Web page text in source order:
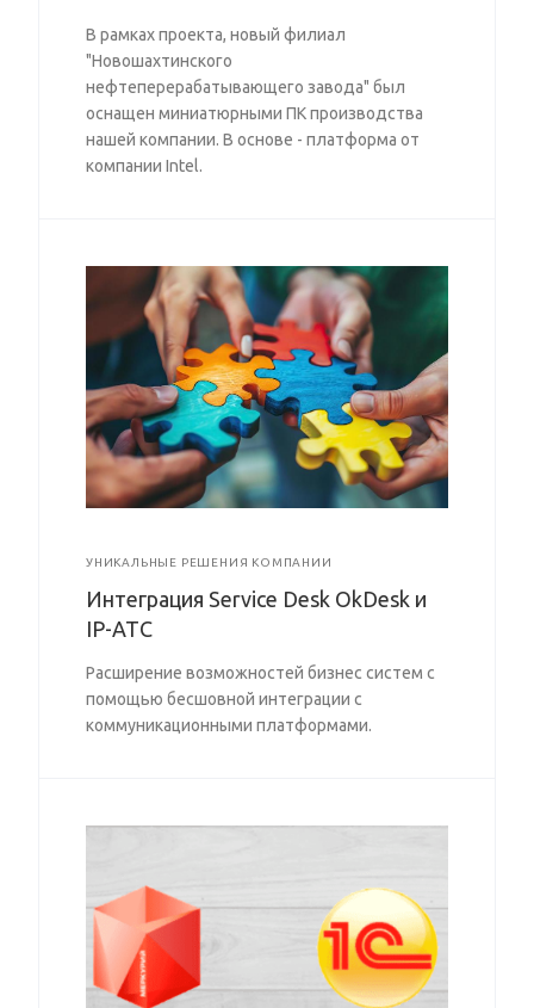
В рамках проекта, новый филиал
"Новошахтинского
нефтеперерабатывающего завода" был
оснащен миниатюрными ПК производства
нашей компании. В основе - платформа от
компании Intel.
УНИКАЛЬНЫЕ РЕШЕНИЯ КОМПАНИИ
Интеграция Service Desk OkDesk и
IP-АТС
Расширение возможностей бизнес систем с
помощью бесшовной интеграции с
коммуникационными платформами.